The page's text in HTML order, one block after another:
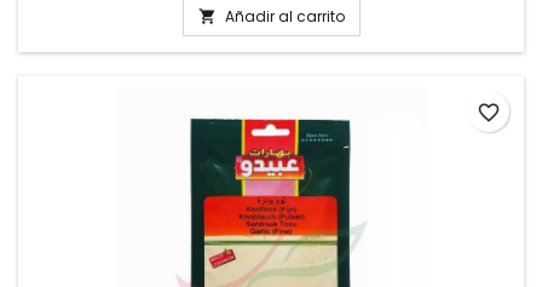
 Añadir al carrito
favorite_border